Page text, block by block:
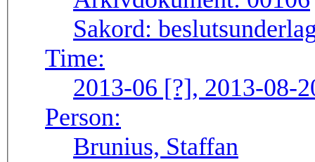
Sakord:
Time:
2013-06 [?], 2013-08-
Person:
Brunius, Staffan